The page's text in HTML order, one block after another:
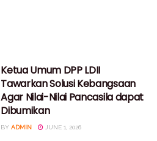
Ketua Umum DPP LDII
Tawarkan Solusi Kebangsaan
Agar Nilai-Nilai Pancasila dapat
Dibumikan
BY ADMIN JUNE 1, 2026